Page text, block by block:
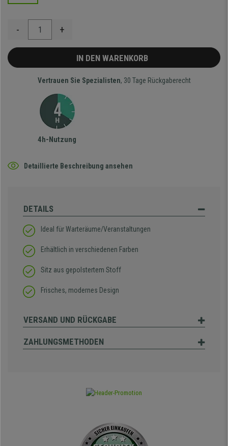
- +
IN DEN WARENKORB
Vertrauen Sie Spezialisten, 30 Tage Rückgaberecht
4h-Nutzung
Detaillierte Beschreibung ansehen
DETAILS
Ideal für Warteräume/Veranstaltungen
Erhältlich in verschiedenen Farben
Sitz aus gepolstertem Stoff
Frisches, modernes Design
VERSAND UND RÜCKGABE
ZAHLUNGSMETHODEN